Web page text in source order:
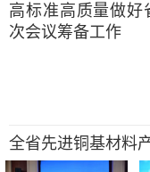
高标准高质量做好
次会议筹备工作
全省先进铜基材料